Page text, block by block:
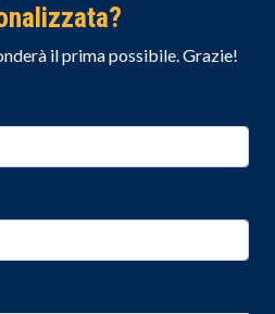
il prima possibile. Grazie!